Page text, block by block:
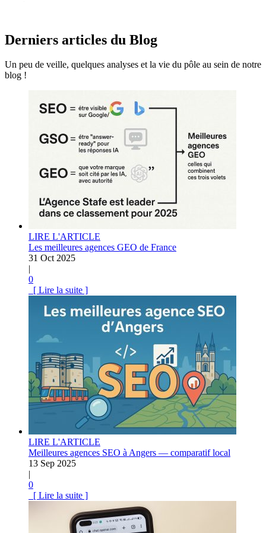
Derniers articles du Blog
Un peu de veille, quelques analyses et la vie du pôle au sein de notre
blog !
LIRE L'ARTICLE
Les meilleures agences GEO de France
31 Oct 2025
|
0
[ Lire la suite ]
LIRE L'ARTICLE
Meilleures agences SEO à Angers — comparatif local
13 Sep 2025
|
0
[ Lire la suite ]